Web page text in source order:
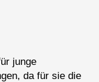
junge
da für sie die